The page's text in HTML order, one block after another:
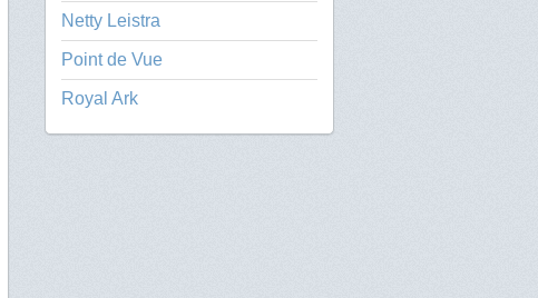
Netty Leistra
Point de Vue
Royal Ark